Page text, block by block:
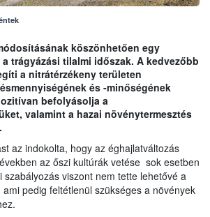
köszönhetően egy
trágyázási tilalmi időszak. A kedvezőbb
a nitrátérzékeny területen
és -minőségének
befolyásolja a
valamint a hazai növénytermesztés
az indokolta, hogy az éghajlatváltozás
az őszi kultúrák vetése sok esetben
szabályozás viszont nem tette lehetővé a
pedig feltétlenül szükséges a növények